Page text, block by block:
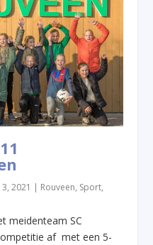
2021 | Rouveen, Sport,
meidenteam SC
af met een 5-